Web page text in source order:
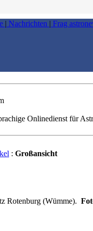
| Nachrichten | Frag
Onlinedienst für
: Großansicht
Rotenburg (Wümme).